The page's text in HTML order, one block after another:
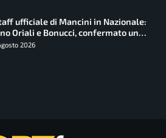
ufficiale di Mancini in Nazionale:
Oriali e Bonucci, confermato un
2026